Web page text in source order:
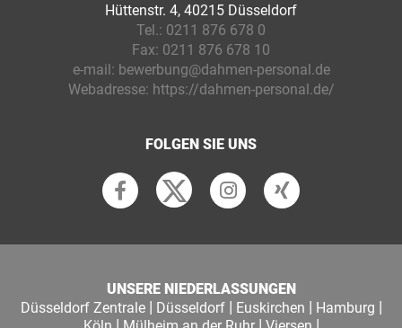
Hüttenstr. 4, 40215 Düsseldorf
Tel.: 0211 876 678 0
Fax: 0211 876 678 10
e-mail: bewerbung@dahmen-personal.de
Webadresse: https://dahmen-personal.de/
FOLGEN SIE UNS
UNSERE NIEDERLASSUNGEN
Düsseldorf Zentrale| Düsseldorf| Euskirchen | Hamburg |